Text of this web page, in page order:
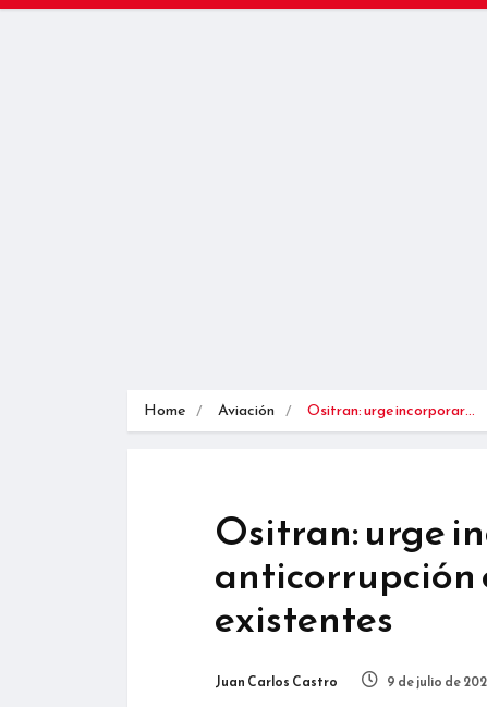
Home Aviación Ositran: urge incorporar…
Ositran: urge
anticorrupción
existentes
Juan Carlos Castro 9 de julio de